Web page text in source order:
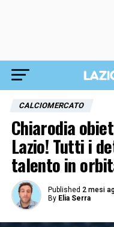
CALCIOMERCATO
Chiarodia
Lazio! Tutti i
talento in
Published 2 mesi
By Elia Serra